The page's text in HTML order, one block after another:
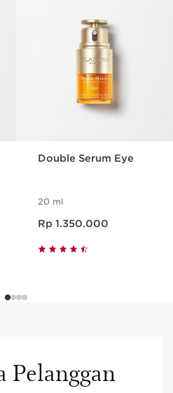
Double Serum Eye
20 ml
Rp 1.350.000
Pelanggan